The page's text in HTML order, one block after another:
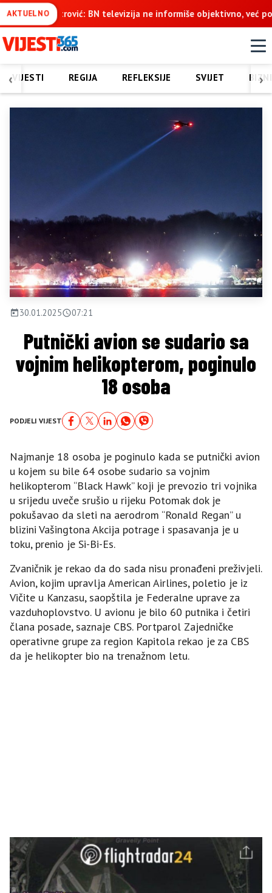
AKTUELNO
ne informiše objektivno, već pokušava da ospori vodovod na
‹ ›
VIJESTI REGIJA REFLEKSIJE SVIJET
30.01.2025 07:21
Putnički avion se sudario sa
vojnim helikopterom, poginulo
18 osoba
PODJELI VIJEST
Najmanje 18 osoba je poginulo kada se putnički avion
u kojem su bile 64 osobe sudario sa vojnim
helikopterom “Black Hawk” koji je prevozio tri vojnika
u srijedu uveče srušio u rijeku Potomak dok je
pokušavao da sleti na aerodrom “Ronald Regan” u
blizini Vašingtona Akcija potrage i spasavanja je u
toku, prenio je Si-Bi-Es.
Zvaničnik je rekao da do sada nisu pronađeni preživjeli.
Avion, kojim upravlja American Airlines, poletio je iz
Vičite u Kanzasu, saopštila je Federalne uprave za
vazduhoplovstvo. U avionu je bilo 60 putnika i četiri
člana posade, saznaje CBS. Portparol Zajedničke
operativne grupe za region Kapitola rekao je za CBS
da je helikopter bio na trenažnom letu.